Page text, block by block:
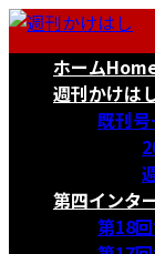
コ
ナ
ホーム
週刊かけは
既刊
第四インタ
第18